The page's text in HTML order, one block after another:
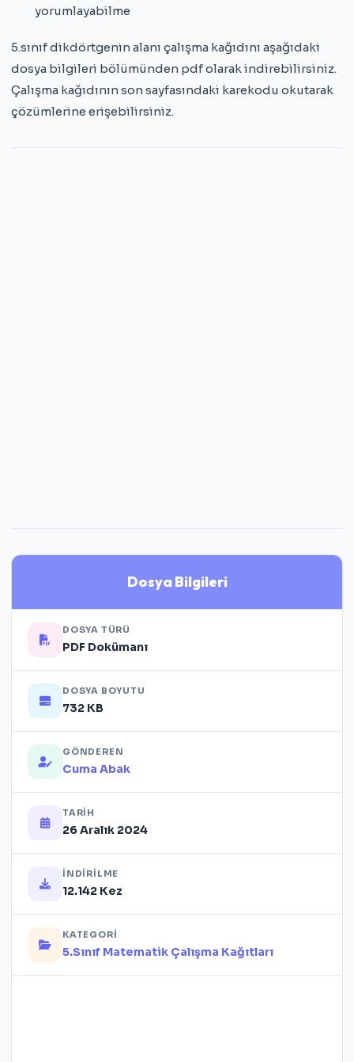
yorumlayabilme
5.sınıf dikdörtgenin alanı çalışma kağıdını aşağıdaki
dosya bilgileri bölümünden pdf olarak indirebilirsiniz.
Çalışma kağıdının son sayfasındaki karekodu okutarak
çözümlerine erişebilirsiniz.
Dosya Bilgileri
DOSYA TÜRÜ
PDF Dokümanı
DOSYA BOYUTU
732 KB
GÖNDEREN
Cuma Abak
TARIH
26 Aralık 2024
İNDIRILME
12.142 Kez
KATEGORI
5.Sınıf Matematik Çalışma Kağıtları